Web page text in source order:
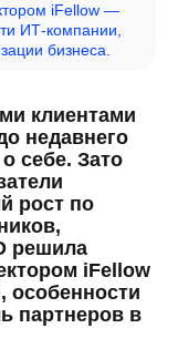
iFellow —
ИТ-компании,
бизнеса.
клиентами
недавнего
себе. Зато
рост по
решила
iFellow
партнеров в